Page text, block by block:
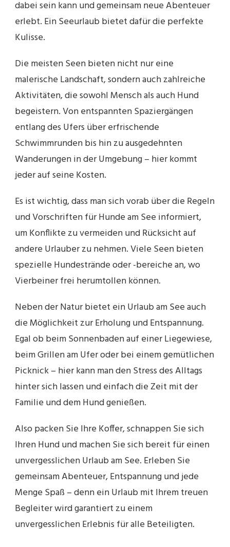
dabei sein kann und gemeinsam neue Abenteuer
erlebt. Ein Seeurlaub bietet dafür die perfekte
Kulisse.
Die meisten Seen bieten nicht nur eine
malerische Landschaft, sondern auch zahlreiche
Aktivitäten, die sowohl Mensch als auch Hund
begeistern. Von entspannten Spaziergängen
entlang des Ufers über erfrischende
Schwimmrunden bis hin zu ausgedehnten
Wanderungen in der Umgebung – hier kommt
jeder auf seine Kosten.
Es ist wichtig, dass man sich vorab über die Regeln
und Vorschriften für Hunde am See informiert,
um Konflikte zu vermeiden und Rücksicht auf
andere Urlauber zu nehmen. Viele Seen bieten
spezielle Hundestrände oder -bereiche an, wo
Vierbeiner frei herumtollen können.
Neben der Natur bietet ein Urlaub am See auch
die Möglichkeit zur Erholung und Entspannung.
Egal ob beim Sonnenbaden auf einer Liegewiese,
beim Grillen am Ufer oder bei einem gemütlichen
Picknick – hier kann man den Stress des Alltags
hinter sich lassen und einfach die Zeit mit der
Familie und dem Hund genießen.
Also packen Sie Ihre Koffer, schnappen Sie sich
Ihren Hund und machen Sie sich bereit für einen
unvergesslichen Urlaub am See. Erleben Sie
gemeinsam Abenteuer, Entspannung und jede
Menge Spaß – denn ein Urlaub mit Ihrem treuen
Begleiter wird garantiert zu einem
unvergesslichen Erlebnis für alle Beteiligten.